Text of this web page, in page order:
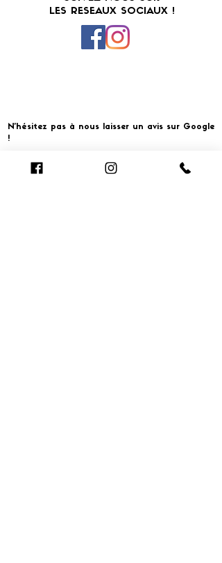
LES RESEAUX SOCIAUX !
N'hésitez pas à nous laisser un avis sur Google
!